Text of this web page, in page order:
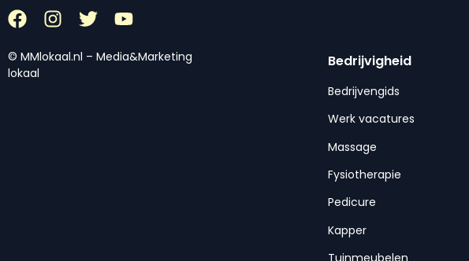
© MMlokaal.nl – Media&Marketing
lokaal
Bedrijvigheid
Bedrijvengids
Werk vacatures
Massage
Fysiotherapie
Pedicure
Kapper